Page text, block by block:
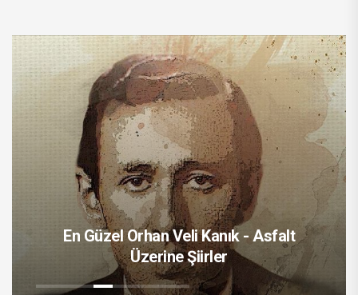
En Güzel Orhan Veli Kanık - Asfalt
Üzerine Şiirler